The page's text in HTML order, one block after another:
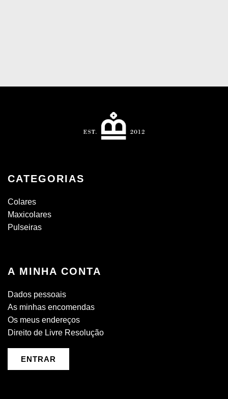
CATEGORIAS
Colares
Maxicolares
Pulseiras
A MINHA CONTA
Dados pessoais
As minhas encomendas
Os meus endereços
Direito de Livre Resolução
ENTRAR